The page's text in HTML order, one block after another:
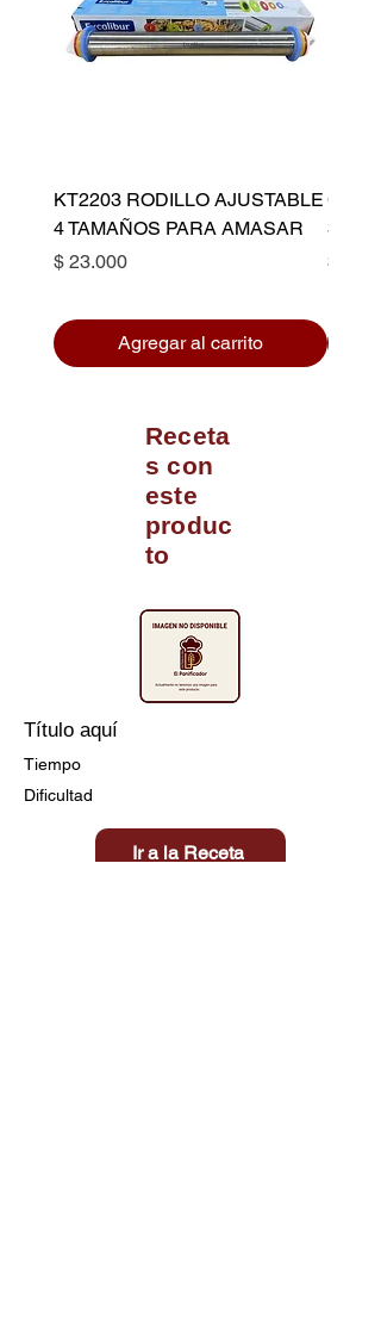
KT2203 RODILLO AJUSTABLE
4 TAMAÑOS PARA AMASAR
Precio
$ 23.000
Agregar al carrito
CAJA
30 CM
Precio
$ 4.900
Receta
s con
este
produc
to
Título aquí
Tiempo
Dificultad
Ir a la Receta